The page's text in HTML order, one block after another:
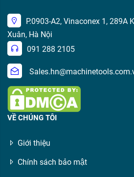
P.0903-A2, Vinaconex 1, 289A
Xuân, Hà Nội
091 288 2105
VỀ CHÚNG TÔI
Giới thiệu
Chính sách bảo mật